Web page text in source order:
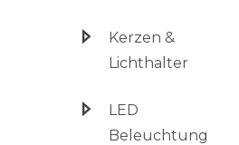
Kerzen &
Lichthalter
LED
Beleuchtung